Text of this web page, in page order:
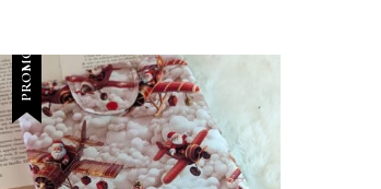
PROMO !